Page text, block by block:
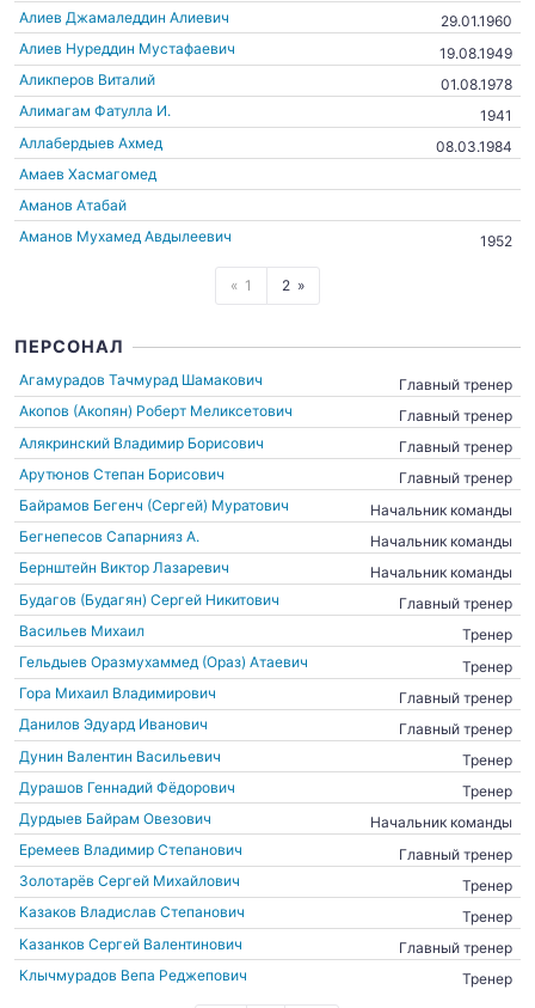
Алиев Джамаледдин Алиевич
29.01.1960
Алиев Нуреддин Мустафаевич
19.08.1949
Аликперов Виталий
01.08.1978
Алимагам Фатулла И.
1941
Аллабердыев Ахмед
08.03.1984
Амаев Хасмагомед
Аманов Атабай
Аманов Мухамед Авдылеевич
1952
1 2
ПЕРСОНАЛ
Агамурадов Тачмурад Шамакович
Главный тренер
Акопов (Акопян) Роберт Меликсетович
Главный тренер
Алякринский Владимир Борисович
Главный тренер
Арутюнов Степан Борисович
Главный тренер
Байрамов Бегенч (Сергей) Муратович
Начальник команды
Бегнепесов Сапарнияз А.
Начальник команды
Бернштейн Виктор Лазаревич
Начальник команды
Будагов (Будагян) Сергей Никитович
Главный тренер
Васильев Михаил
Тренер
Гельдыев Оразмухаммед (Ораз) Атаевич
Тренер
Гора Михаил Владимирович
Главный тренер
Данилов Эдуард Иванович
Главный тренер
Дунин Валентин Васильевич
Тренер
Дурашов Геннадий Фёдорович
Тренер
Дурдыев Байрам Овезович
Начальник команды
Еремеев Владимир Степанович
Главный тренер
Золотарёв Сергей Михайлович
Тренер
Казаков Владислав Степанович
Тренер
Казанков Сергей Валентинович
Главный тренер
Клычмурадов Вепа Реджепович
Тренер